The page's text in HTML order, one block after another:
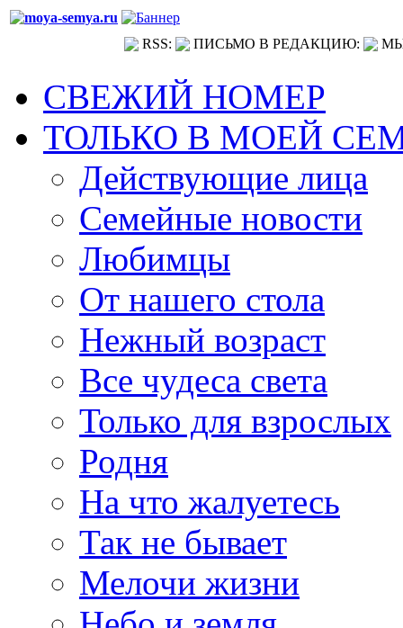
RSS: ПИСЬМО В РЕДАКЦИЮ:
СВЕЖИЙ НОМЕР
ТОЛЬКО В МОЕЙ
Действующие лица
Семейные новости
Любимцы
От нашего стола
Нежный возраст
Все чудеса света
Только для взрослых
Родня
На что жалуетесь
Так не бывает
Мелочи жизни